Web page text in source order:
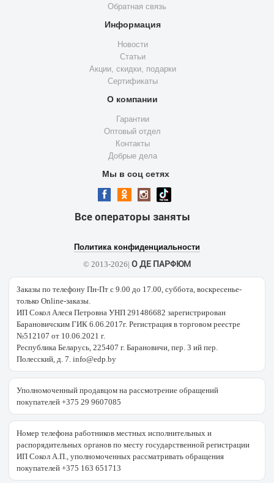
Обратная связь
Информация
Новости
Статьи
Акции, скидки, подарки
Сертификаты
О компании
Гарантии
Оптовый отдел
Контакты
Добрые дела
Мы в соц сетях
Все операторы заняты
Политика конфиденциальности
© 2013-2026| О ДЕ ПАРФЮМ
Заказы по телефону Пн-Пт с 9.00 до 17.00, суббота, воскресенье-
только Online-заказы.
ИП Сокол Алеся Петровна УНП 291486682 зарегистрирован
Барановичским ГИК 6.06.2017г. Регистрация в торговом реестре
№512107 от 10.06.2021 г.
Республика Беларусь, 225407 г. Барановичи, пер. 3 ий пер.
Полесский, д. 7. info@edp.by
Уполномоченный продавцом на рассмотрение обращений
покупателей +375 29 9607085
Номер телефона работников местных исполнительных и
распорядительных органов по месту государственной регистрации
ИП Сокол А.П., уполномоченных рассматривать обращения
покупателей +375 163 651713